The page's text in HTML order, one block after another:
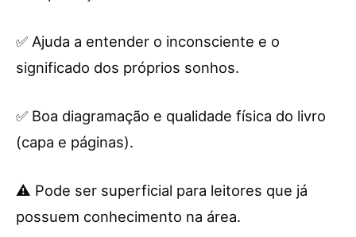
✅ Ajuda a entender o inconsciente e o
significado dos próprios sonhos.
✅ Boa diagramação e qualidade física do livro
(capa e páginas).
⚠️ Pode ser superficial para leitores que já
possuem conhecimento na área.